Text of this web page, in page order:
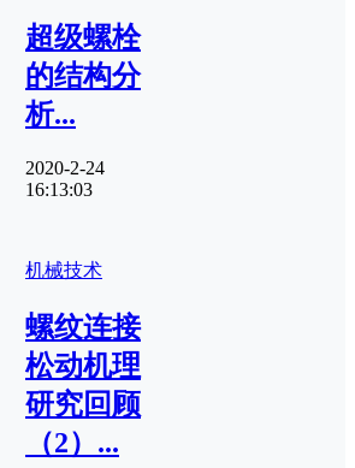
超级螺栓
的结构分
析...
2020-2-24
16:13:03
机械技术
螺纹连接
松动机理
研究回顾
（2）...